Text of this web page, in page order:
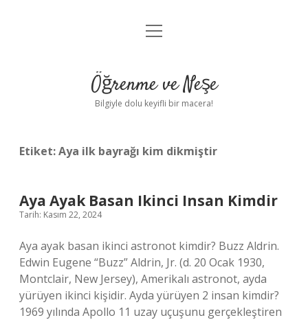
Anasayfa
Yasal Uyarı
menüyü
Öğrenme ve Neşe
Bilgiyle dolu keyifli bir macera!
Etiket:Aya ilk bayrağı kim dikmiştir
Aya Ayak Basan Ikinci Insan Kimdir
Tarih: Kasım 22, 2024
Aya ayak basan ikinci astronot kimdir? Buzz Aldrin.
Edwin Eugene “Buzz” Aldrin, Jr. (d. 20 Ocak 1930,
Montclair, New Jersey), Amerikalı astronot, ayda
yürüyen ikinci kişidir. Ayda yürüyen 2 insan kimdir?
1969 yılında Apollo 11 uzay uçuşunu gerçekleştiren